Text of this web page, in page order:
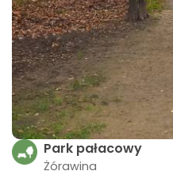
Park pałacowy
Żórawina